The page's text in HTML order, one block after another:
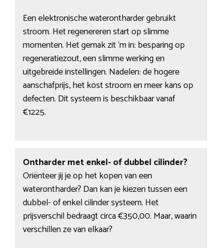
Een elektronische waterontharder gebruikt
stroom. Het regenereren start op slimme
momenten. Het gemak zit ‘m in: besparing op
regeneratiezout, een slimme werking en
uitgebreide instellingen. Nadelen: de hogere
aanschafprijs, het kost stroom en meer kans op
defecten. Dit systeem is beschikbaar vanaf
€1225.
Ontharder met enkel- of dubbel cilinder?
Oriënteer jij je op het kopen van een
waterontharder? Dan kan je kiezen tussen een
dubbel- of enkel cilinder systeem. Het
prijsverschil bedraagt circa €350,00. Maar, waarin
verschillen ze van elkaar?